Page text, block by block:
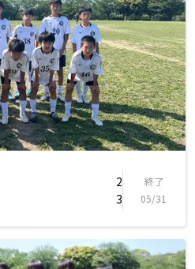
2
3
終了
05/31